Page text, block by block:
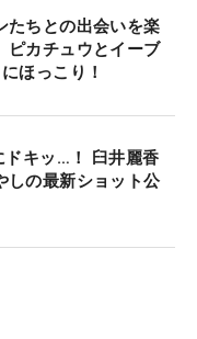
たちとの出会いを楽
カチュウとイーブ
ほっこり！
ドキッ…！ 臼井麗香
しの最新ショット公